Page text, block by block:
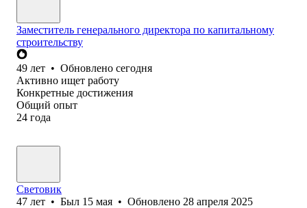
Заместитель генерального директора по капитальному
строительству
49 лет • Обновлено сегодня
Активно ищет работу
Конкретные достижения
Общий опыт
24 года
Cветовик
47 лет • Был 15 мая • Обновлено 28 апреля 2025